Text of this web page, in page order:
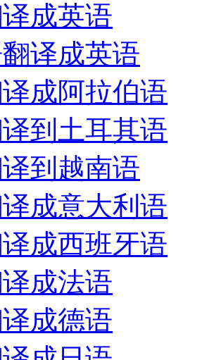
成英语
译成英语
成阿拉伯语
到土耳其语
到越南语
成意大利语
成西班牙语
成法语
成德语